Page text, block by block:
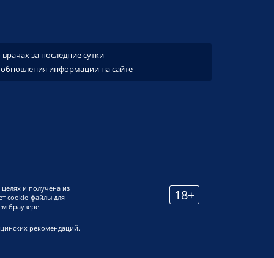
за последние сутки
обновления информации на сайте
и получена из
cookie-файлы для
браузере.
рекомендаций.
18+